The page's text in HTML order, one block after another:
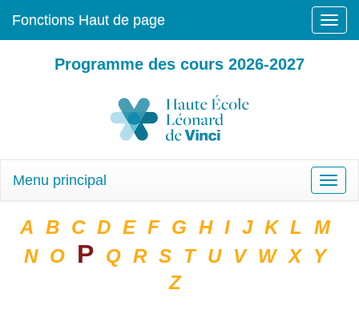
Toggle
Fonctions Haut de page
Programme des cours 2026-2027
Toggle
Menu principal
A B C D E F G H I J K L M
N
O P Q R S T U V W X
Y
Z